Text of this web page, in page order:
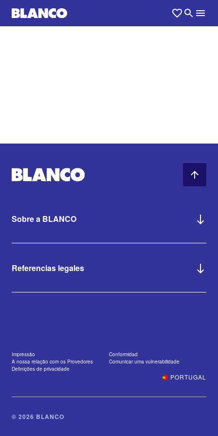
Sobre a BLANCO
Referencias legales
Impressão
Conformidad
A nossa relação com os Provedores
Comunicar uma vulnerabilidade
Definições de privacidade
PORTUGAL
© 2026 BLANCO